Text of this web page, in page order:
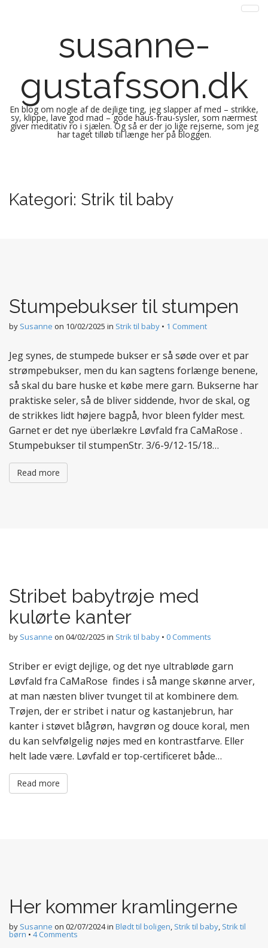
susanne-
gustafsson.dk
En blog om nogle af de dejlige ting, jeg slapper af med – strikke,
sy, klippe, lave god mad – gode haus-frau-sysler, som nærmest
giver meditativ ro i sjælen. Og så er der jo lige rejserne, som jeg
har taget tilløb til længe her på bloggen.
i
n
p
n
t
Kategori: Strik til baby
Stumpebukser til stumpen
by Susanne on 10/02/2025 in Strik til baby • 1 Comment
Jeg synes, de stumpede bukser er så søde over et par
strømpebukser, men du kan sagtens forlænge benene,
så skal du bare huske et købe mere garn. Bukserne har
praktiske seler, så de bliver siddende, hvor de skal, og
de strikkes lidt højere bagpå, hvor bleen fylder mest.
Garnet er det nye überlækre Løvfald fra CaMaRose .
Stumpebukser til stumpenStr. 3/6-9/12-15/18…
Read more
Stribet babytrøje med
kulørte kanter
by Susanne on 04/02/2025 in Strik til baby • 0 Comments
Striber er evigt dejlige, og det nye ultrabløde garn
Løvfald fra CaMaRose findes i så mange skønne arver,
at man næsten bliver tvunget til at kombinere dem.
Trøjen, der er stribet i natur og kastanjebrun, har
kanter i støvet blågrøn, havgrøn og douce koral, men
du kan selvfølgelig nøjes med en kontrastfarve. Eller
helt lade være. Løvfald er top-certificeret både…
Read more
Her kommer kramlingerne
by Susanne on 02/07/2024in Blødt til boligen, Strik til baby, Strik til
børn • 4 Comments